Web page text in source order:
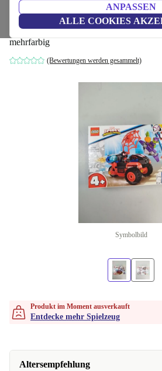
ANPASSEN
ALLE COOKIES
LEGO Marvel Spidey Set
mehrfarbig
(Bewertungen werden gesammelt)
Symbolbild
Produkt im Moment ausverkauft
Entdecke mehr Spielzeug
Altersempfehlung